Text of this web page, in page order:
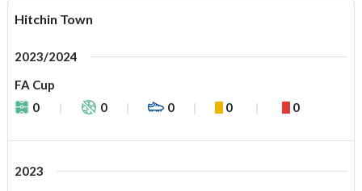
Hitchin Town
2023/2024
FA Cup
0
0 0 0 0
2023